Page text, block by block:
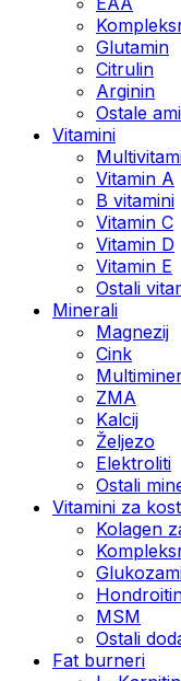
Glutamin
Citrulin
Arginin
Ostale
Vitamini
Vitamin A
B vitamini
Vitamin C
Vitamin D
Vitamin E
Ostali
Minerali
Magnezij
Cink
ZMA
Kalcij
Željezo
Elektroliti
Ostali
Vitamini za
Kolagen
MSM
Ostali
Fat burneri